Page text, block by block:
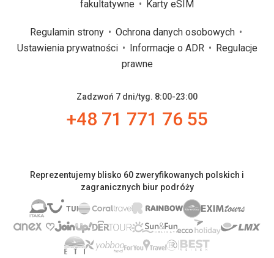
fakultatywne
Karty eSIM
Regulamin strony
Ochrona danych osobowych
Ustawienia prywatności
Informacje o ADR
Regulacje
prawne
Zadzwoń 7 dni/tyg. 8:00-23:00
+48 71 771 76 55
Reprezentujemy blisko 60 zweryfikowanych polskich i
zagranicznych biur podróży